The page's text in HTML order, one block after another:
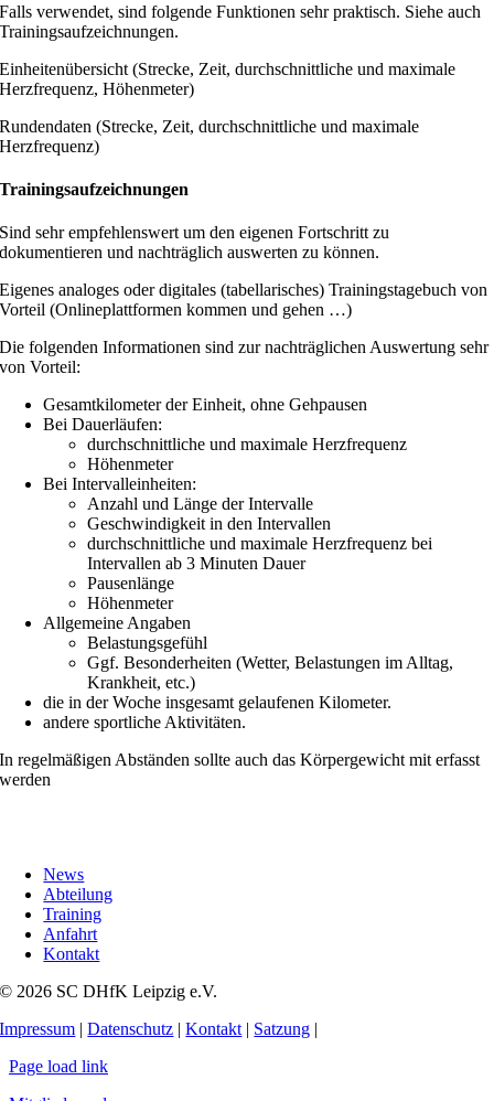
Falls verwendet, sind folgende Funktionen sehr praktisch. Siehe auch
Trainingsaufzeichnungen.
Einheitenübersicht (Strecke, Zeit, durchschnittliche und maximale
Herzfrequenz, Höhenmeter)
Rundendaten (Strecke, Zeit, durchschnittliche und maximale
Herzfrequenz)
Trainingsaufzeichnungen
Sind sehr empfehlenswert um den eigenen Fortschritt zu
dokumentieren und nachträglich auswerten zu können.
Eigenes analoges oder digitales (tabellarisches) Trainingstagebuch von
Vorteil (Onlineplattformen kommen und gehen …)
Die folgenden Informationen sind zur nachträglichen Auswertung sehr
von Vorteil:
Gesamtkilometer der Einheit, ohne Gehpausen
Bei Dauerläufen:
durchschnittliche und maximale Herzfrequenz
Höhenmeter
Bei Intervalleinheiten:
Anzahl und Länge der Intervalle
Geschwindigkeit in den Intervallen
durchschnittliche und maximale Herzfrequenz bei
Intervallen ab 3 Minuten Dauer
Pausenlänge
Höhenmeter
Allgemeine Angaben
Belastungsgefühl
Ggf. Besonderheiten (Wetter, Belastungen im Alltag,
Krankheit, etc.)
die in der Woche insgesamt gelaufenen Kilometer.
andere sportliche Aktivitäten.
In regelmäßigen Abständen sollte auch das Körpergewicht mit erfasst
werden
News
Abteilung
Training
Anfahrt
Kontakt
© 2026 SC DHfK Leipzig e.V.
Impressum |Datenschutz |Kontakt | Satzung |
Page load link